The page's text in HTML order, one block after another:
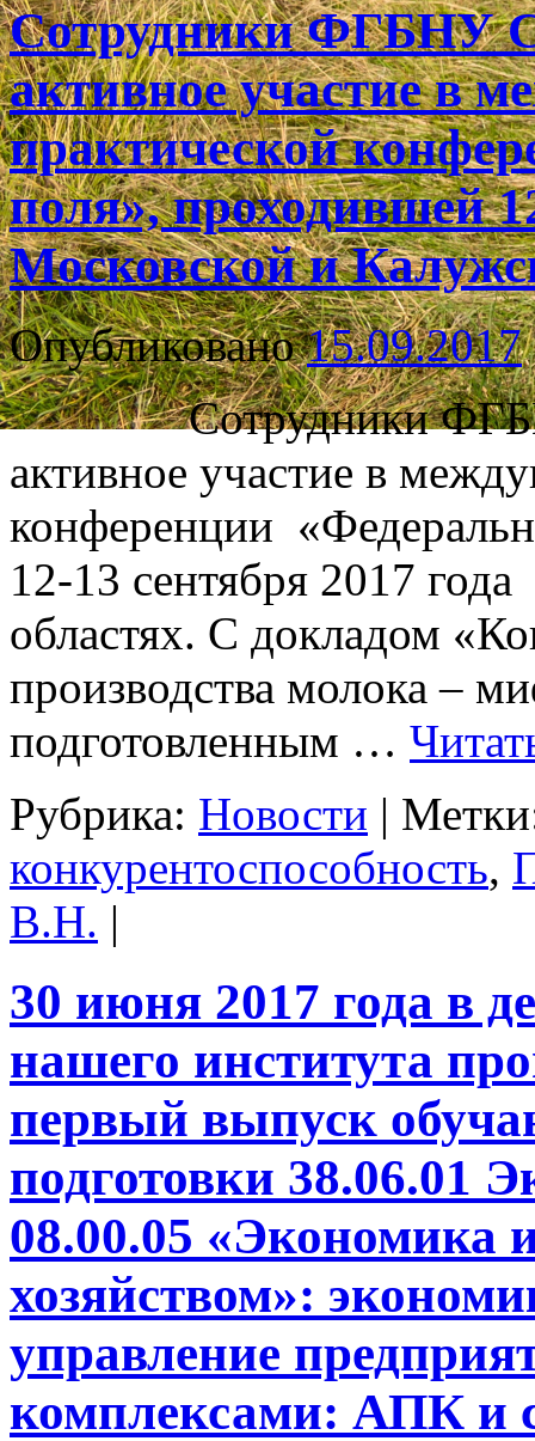
Сотрудники ФГБНУ
активное участие в
практической
поля», проходившей
Московской и
Опубликовано15.09.2017
Сотрудники
активное участие в
конференции
12-13 сентября 2017
областях. С докладом
производства молока –
подготовленным …
Рубрика: Новости |
конкурентоспособность,
В.Н. |
30 июня 2017 года в
нашего института
первый выпуск
подготовки 38.06.01
08.00.05 «Экономика
хозяйством»:
управление
комплексами: АПК и